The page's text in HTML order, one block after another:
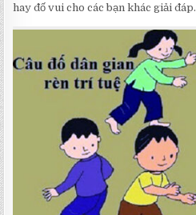
hay đố vui cho các bạn khác giải đáp.